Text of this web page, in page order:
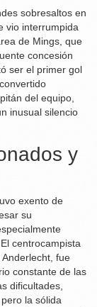
sobresaltos en
vio interrumpida
de Mings, que
concesión
ser el primer gol
del equipo,
inusual silencio
y
exento de
su
centrocampista
fue
constante de las
dificultades,
la sólida